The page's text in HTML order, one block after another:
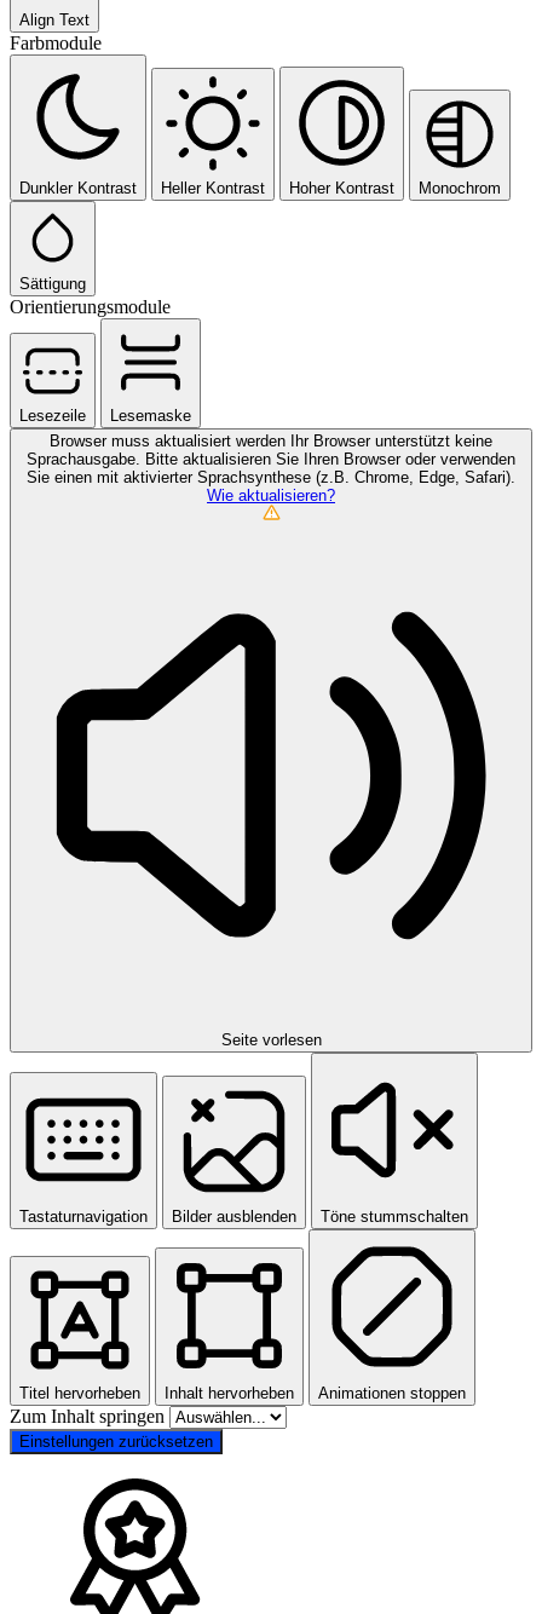
Align Text
Farbmodule
Dunkler Kontrast Heller Kontrast Hoher Kontrast Monochrom
Sättigung
Orientierungsmodule
Lesezeile
Lesemaske
Browser muss aktualisiert werden
Ihr Browser unterstützt keine
Sprachausgabe. Bitte aktualisieren Sie Ihren Browser oder verwenden
Sie einen mit aktivierter Sprachsynthese (z.B. Chrome, Edge, Safari).
Wie aktualisieren?
Seite vorlesen
Tastaturnavigation Bilder ausblenden Töne stummschalten
Titel hervorheben Inhalt hervorheben Animationen stoppen
Zum Inhalt springen
Einstellungen zurücksetzen